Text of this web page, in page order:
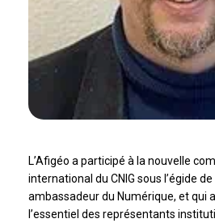
L’Afigéo a participé à la nouvelle
international du CNIG sous l’égide de
ambassadeur du Numérique, et qui
l’essentiel des représentants